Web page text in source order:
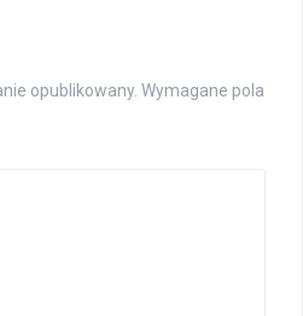
opublikowany. Wymagane pola